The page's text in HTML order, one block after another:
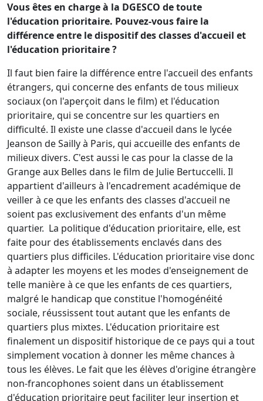
Vous êtes en charge à la DGESCO de toute
l'éducation prioritaire. Pouvez-vous faire la
différence entre le dispositif des classes d'accueil et
l'éducation prioritaire ?
Il faut bien faire la différence entre l'accueil des enfants
étrangers, qui concerne des enfants de tous milieux
sociaux (on l'aperçoit dans le film) et l'éducation
prioritaire, qui se concentre sur les quartiers en
difficulté. Il existe une classe d'accueil dans le lycée
Jeanson de Sailly à Paris, qui accueille des enfants de
milieux divers. C'est aussi le cas pour la classe de la
Grange aux Belles dans le film de Julie Bertuccelli. Il
appartient d'ailleurs à l'encadrement académique de
veiller à ce que les enfants des classes d'accueil ne
soient pas exclusivement des enfants d'un même
quartier. La politique d'éducation prioritaire, elle, est
faite pour des établissements enclavés dans des
quartiers plus difficiles. L'éducation prioritaire vise donc
à adapter les moyens et les modes d'enseignement de
telle manière à ce que les enfants de ces quartiers,
malgré le handicap que constitue l'homogénéité
sociale, réussissent tout autant que les enfants de
quartiers plus mixtes. L'éducation prioritaire est
finalement un dispositif historique de ce pays qui a tout
simplement vocation à donner les même chances à
tous les élèves. Le fait que les élèves d'origine étrangère
non-francophones soient dans un établissement
d'éducation prioritaire peut faciliter leur insertion et